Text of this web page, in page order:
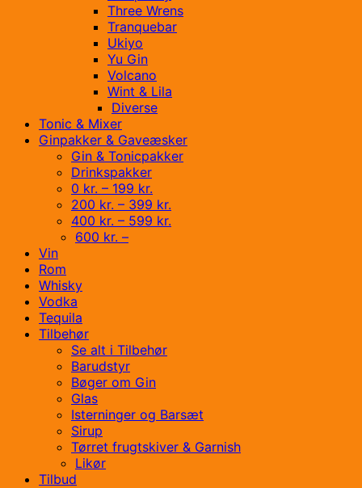
Three Wrens
Tranquebar
Ukiyo
Yu Gin
Volcano
Wint & Lila
Diverse
Tonic & Mixer
Ginpakker & Gaveæsker
Gin & Tonicpakker
Drinkspakker
0 kr. – 199 kr.
200 kr. – 399 kr.
400 kr. – 599 kr.
600 kr. –
Vin
Rom
Whisky
Vodka
Tequila
Tilbehør
Se alt i Tilbehør
Barudstyr
Bøger om Gin
Glas
Isterninger og Barsæt
Sirup
Tørret frugtskiver & Garnish
Likør
Tilbud